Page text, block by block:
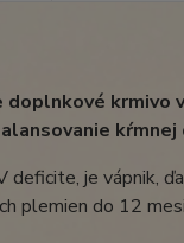
doplnkové
je vápnik,
plemien do 12